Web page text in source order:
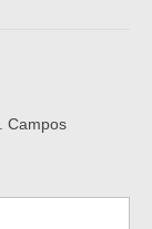
Campos